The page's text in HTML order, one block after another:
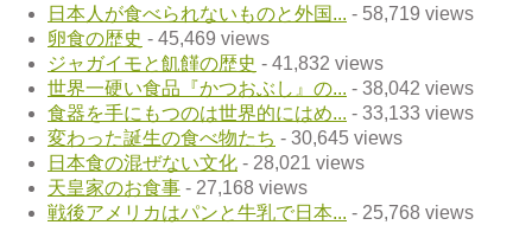
日本人が食べられないものと外国... - 58,719 views
卵食の歴史 - 45,469 views
ジャガイモと飢饉の歴史 - 41,832 views
世界一硬い食品『かつおぶし』の... - 38,042 views
食器を手にもつのは世界的にはめ... - 33,133 views
変わった誕生の食べ物たち - 30,645 views
日本食の混ぜない文化 - 28,021 views
天皇家のお食事 - 27,168 views
戦後アメリカはパンと牛乳で日本... - 25,768 views